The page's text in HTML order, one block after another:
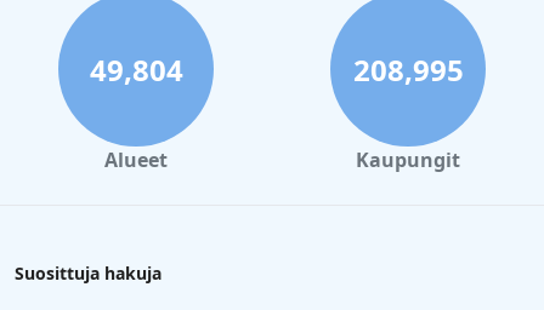
49,804
Alueet
208,995
Kaupungit
Suosittuja hakuja